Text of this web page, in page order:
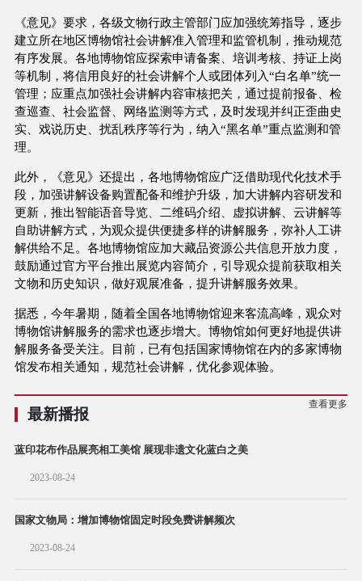
《意见》要求，各级文物行政主管部门应加强统筹指导，逐步
建立所在地区博物馆社会讲解准入管理和监管机制，推动规范
有序发展。各地博物馆应探索申请备案、培训考核、持证上岗
等机制，将信用良好的社会讲解个人或团体列入“白名单”统一
管理；应重点加强社会讲解内容审核把关，通过提前报备、检
查巡查、社会监督、网络监测等方式，及时发现并纠正歪曲史
实、戏说历史、扰乱秩序等行为，纳入“黑名单”重点监测和管
理。
此外，《意见》还提出，各地博物馆应广泛借助现代化技术手
段，加强讲解设备购置配备和维护升级，加大讲解内容研发和
更新，推出智能语音导览、二维码介绍、虚拟讲解、云讲解等
自助讲解方式，为观众提供便捷多样的讲解服务，弥补人工讲
解供给不足。各地博物馆应加大藏品资源公共信息开放力度，
鼓励通过官方平台推出展览内容简介，引导观众提前获取相关
文物和历史知识，做好观展准备，提升讲解服务效果。
据悉，今年暑期，随着全国各地博物馆迎来客流高峰，观众对
博物馆讲解服务的需求也逐步增大。博物馆如何更好地提供讲
解服务备受关注。目前，已有包括国家博物馆在内的多家博物
馆发布相关通知，规范社会讲解，优化参观体验。
最新播报
查看更多
蓝印花布作品展亮相工美馆 展现非遗文化蓝白之美
2023-08-24
国家文物局：增加博物馆固定时段免费讲解频次
2023-08-24